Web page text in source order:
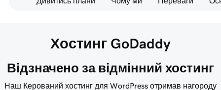
Хостинг GoDaddy
Відзначено за відмінний хостинг
Наш Керований хостинг для WordPress отримав нагороду